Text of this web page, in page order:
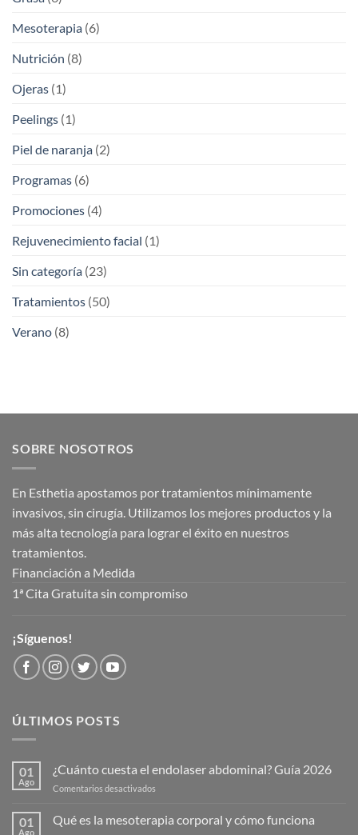
Mesoterapia (6)
Nutrición (8)
Ojeras (1)
Peelings (1)
Piel de naranja (2)
Programas (6)
Promociones (4)
Rejuvenecimiento facial (1)
Sin categoría (23)
Tratamientos (50)
Verano (8)
SOBRE NOSOTROS
En Esthetia apostamos por tratamientos mínimamente
invasivos, sin cirugía. Utilizamos los mejores productos y la
más alta tecnología para lograr el éxito en nuestros
tratamientos.
Financiación a Medida
1ª Cita Gratuita sin compromiso
¡Síguenos!
ÚLTIMOS POSTS
01
Ago
¿Cuánto cuesta el endolaser abdominal? Guía 2026
Comentarios desactivados
cuesta
el
01
Ago
Qué es la mesoterapia corporal y cómo funciona